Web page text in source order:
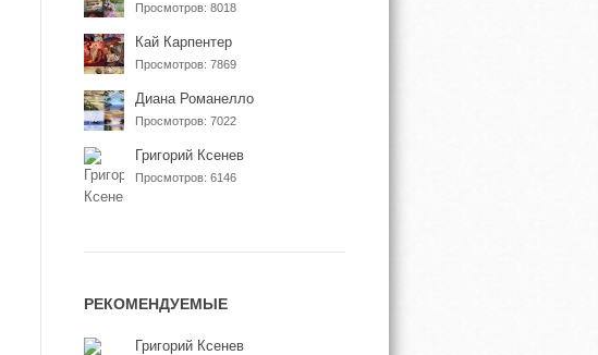
Просмотров: 8018
Кай Карпентер
Просмотров: 7869
Диана Романелло
Просмотров: 7022
Григорий Ксенев
Просмотров: 6146
РЕКОМЕНДУЕМЫЕ
Григорий Ксенев